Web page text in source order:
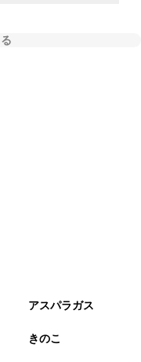
アスパラガス
きのこ